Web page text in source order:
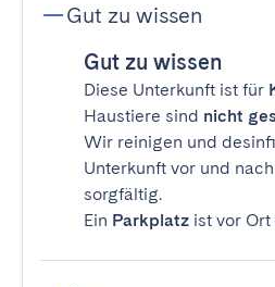
Gut zu wissen
Gut zu wissen
Diese Unterkunft ist für
Haustiere sind nicht
Wir reinigen und
Unterkunft vor und
sorgfältig.
Ein Parkplatz ist vor